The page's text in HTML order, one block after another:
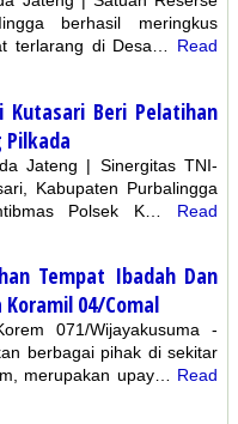
berhasil meringkus
terlarang di Desa… Read
Beri Pelatihan
Pilkada
Jateng | Sinergitas TNI-
Kabupaten Purbalingga
Polsek K…
Read
Tempat Ibadah Dan
Koramil 04/Comal
071/Wijayakusuma -
berbagai pihak di sekitar
merupakan upay… Read